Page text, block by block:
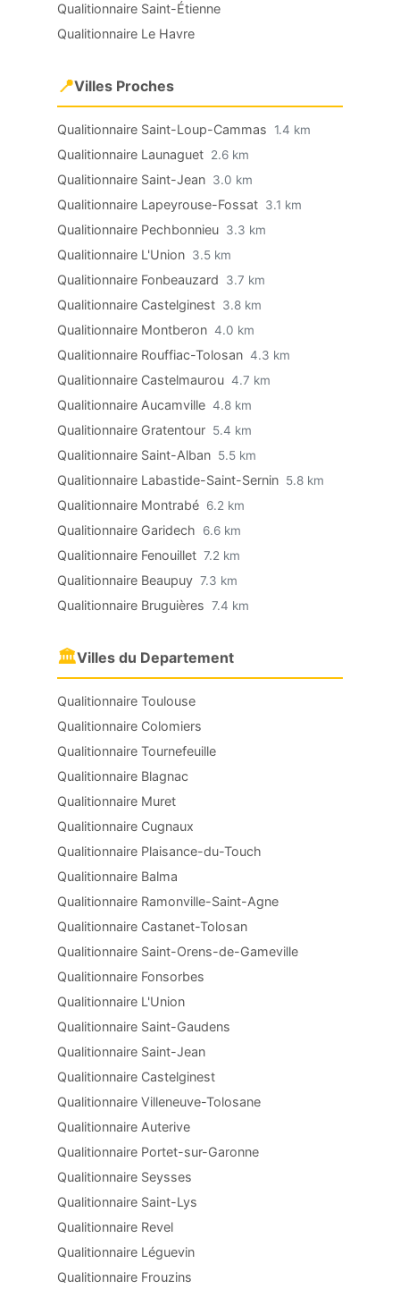
Qualitionnaire Saint-Étienne
Qualitionnaire Le Havre
📍Villes Proches
Qualitionnaire Saint-Loup-Cammas 1.4 km
Qualitionnaire Launaguet 2.6 km
Qualitionnaire Saint-Jean 3.0 km
Qualitionnaire Lapeyrouse-Fossat 3.1 km
Qualitionnaire Pechbonnieu 3.3 km
Qualitionnaire L'Union 3.5 km
Qualitionnaire Fonbeauzard 3.7 km
Qualitionnaire Castelginest 3.8 km
Qualitionnaire Montberon 4.0 km
Qualitionnaire Rouffiac-Tolosan 4.3 km
Qualitionnaire Castelmaurou 4.7 km
Qualitionnaire Aucamville 4.8 km
Qualitionnaire Gratentour 5.4 km
Qualitionnaire Saint-Alban 5.5 km
Qualitionnaire Labastide-Saint-Sernin 5.8 km
Qualitionnaire Montrabé 6.2 km
Qualitionnaire Garidech 6.6 km
Qualitionnaire Fenouillet 7.2 km
Qualitionnaire Beaupuy 7.3 km
Qualitionnaire Bruguières 7.4 km
🏛Villes du Departement
Qualitionnaire Toulouse
Qualitionnaire Colomiers
Qualitionnaire Tournefeuille
Qualitionnaire Blagnac
Qualitionnaire Muret
Qualitionnaire Cugnaux
Qualitionnaire Plaisance-du-Touch
Qualitionnaire Balma
Qualitionnaire Ramonville-Saint-Agne
Qualitionnaire Castanet-Tolosan
Qualitionnaire Saint-Orens-de-Gameville
Qualitionnaire Fonsorbes
Qualitionnaire L'Union
Qualitionnaire Saint-Gaudens
Qualitionnaire Saint-Jean
Qualitionnaire Castelginest
Qualitionnaire Villeneuve-Tolosane
Qualitionnaire Auterive
Qualitionnaire Portet-sur-Garonne
Qualitionnaire Seysses
Qualitionnaire Saint-Lys
Qualitionnaire Revel
Qualitionnaire Léguevin
Qualitionnaire Frouzins